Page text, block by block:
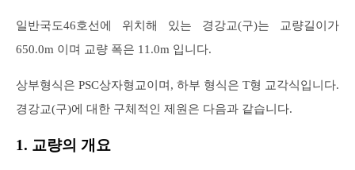
일반국도46호선에 위치해 있는 경강교(구)는 교량길이가
650.0m 이며 교량 폭은 11.0m 입니다.
상부형식은 PSC상자형교이며, 하부 형식은 T형 교각식입니다.
경강교(구)에 대한 구체적인 제원은 다음과 같습니다.
1. 교량의 개요